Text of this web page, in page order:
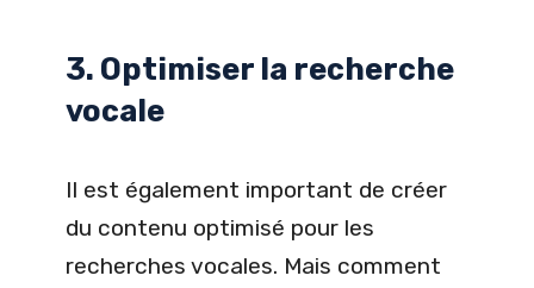
3. Optimiser la recherche
vocale
Il est également important de créer
du contenu optimisé pour les
recherches vocales. Mais comment